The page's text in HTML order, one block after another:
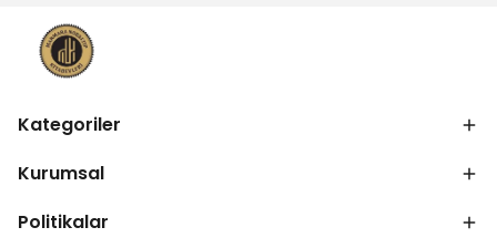
Kategoriler
Kurumsal
Politikalar